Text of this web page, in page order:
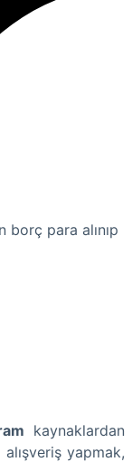
borç para alınıp
kaynaklardan
yapmak,